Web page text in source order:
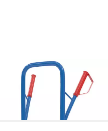
bis 200 kg - 12 Räder
bei dir